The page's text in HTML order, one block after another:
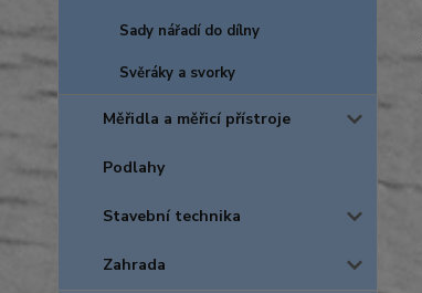
Sady nářadí do dílny
Svěráky a svorky
Měřidla a měřicí přístroje
Podlahy
Stavební technika
Zahrada